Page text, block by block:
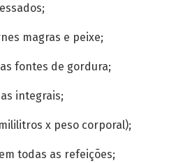
magras e peixe;
fontes de gordura;
integrais;
x peso corporal);
todas as refeições;